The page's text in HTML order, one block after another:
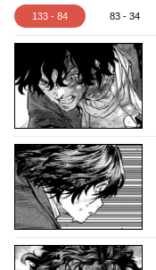
133 - 84 83 - 34